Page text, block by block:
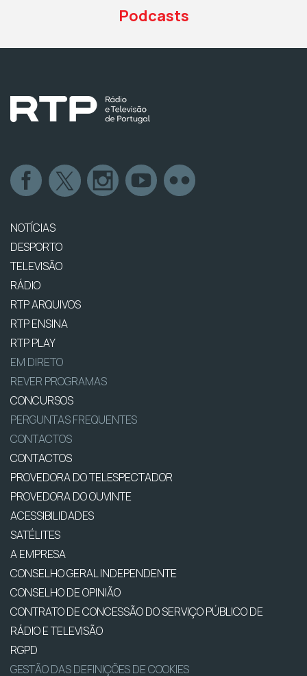
Podcasts
NOTÍCIAS
DESPORTO
TELEVISÃO
RÁDIO
RTP ARQUIVOS
RTP ENSINA
RTP PLAY
EM DIRETO
REVER PROGRAMAS
CONCURSOS
PERGUNTAS FREQUENTES
CONTACTOS
CONTACTOS
PROVEDORA DO TELESPECTADOR
PROVEDORA DO OUVINTE
ACESSIBILIDADES
SATÉLITES
A EMPRESA
CONSELHO GERAL INDEPENDENTE
CONSELHO DE OPINIÃO
CONTRATO DE CONCESSÃO DO SERVIÇO PÚBLICO DE
RÁDIO E TELEVISÃO
RGPD
GESTÃO DAS DEFINIÇÕES DE COOKIES